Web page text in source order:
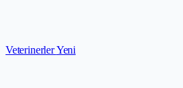
VeterinerlerYeni